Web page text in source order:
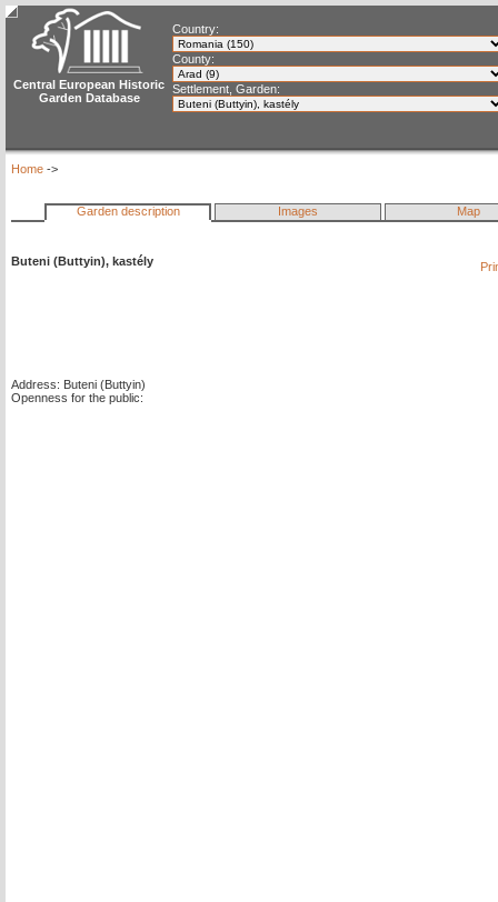
Central European Historic
Garden Database
Country:
County:
Settlement, Garden:
Home ->
Garden description Images Map
Buteni (Buttyin), kastély
Address: Buteni (Buttyin)
Openness for the public: